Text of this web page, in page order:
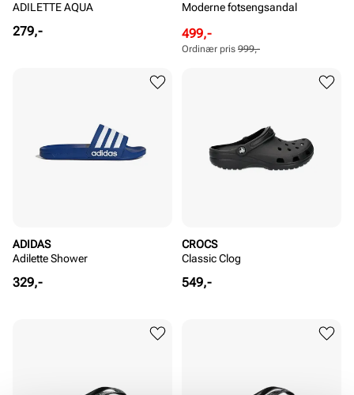
ADILETTE AQUA
Pris
279,-
Moderne fotsengsandal
Rabattert
pris
499,-
Ordinær
pris
Ordinær pris 999,-
ADIDAS
Adilette Shower
Pris
329,-
CROCS
Classic Clog
Pris
549,-